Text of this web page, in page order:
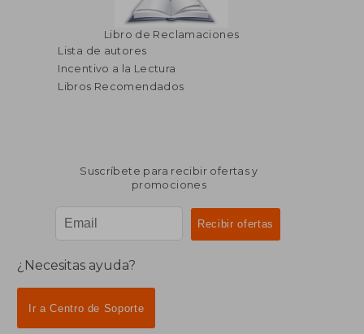
Libro de Reclamaciones
Lista de autores
Incentivo a la Lectura
Libros Recomendados
Suscríbete para recibir ofertas y
promociones
¿Necesitas ayuda?
Ir a Centro de Soporte